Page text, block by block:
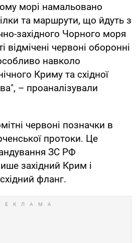
морі намальовано
та маршрути, що йдуть з
західного Чорного моря
відмічені червоні оборонні
навколо
Криму та східної
– проаналізували
червоні позначки в
протоки. Це
ЗС РФ
західний Крим і
фланг.